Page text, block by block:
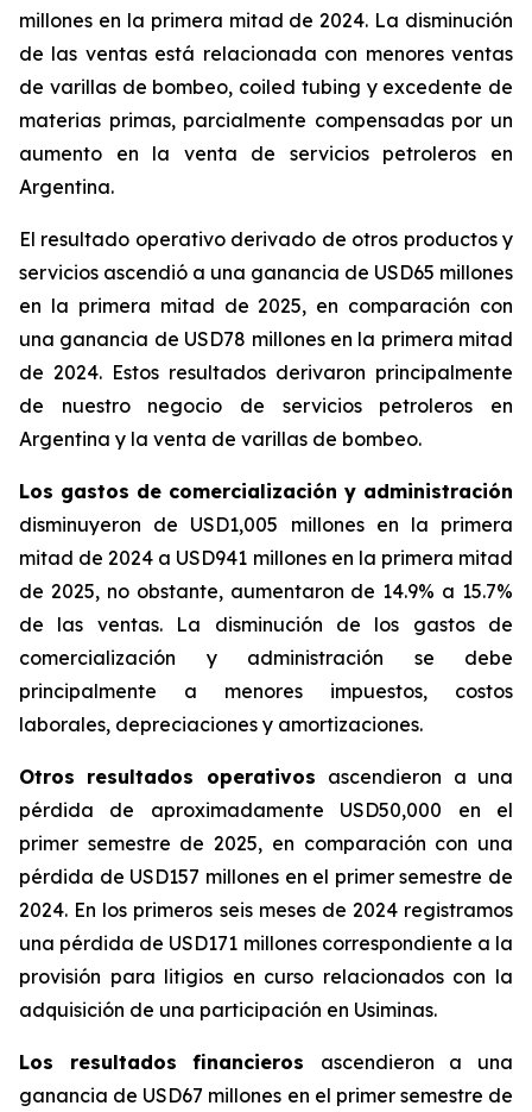
millones en la primera mitad de 2024. La disminución
de las ventas está relacionada con menores ventas
de varillas de bombeo, coiled tubing y excedente de
materias primas, parcialmente compensadas por un
aumento en la venta de servicios petroleros en
Argentina.
El resultado operativo derivado de otros productos y
servicios ascendió a una ganancia de USD65 millones
en la primera mitad de 2025, en comparación con
una ganancia de USD78 millones en la primera mitad
de 2024. Estos resultados derivaron principalmente
de nuestro negocio de servicios petroleros en
Argentina y la venta de varillas de bombeo.
Los gastos de comercialización y administración
disminuyeron de USD1,005 millones en la primera
mitad de 2024 a USD941 millones en la primera mitad
de 2025, no obstante, aumentaron de 14.9% a 15.7%
de las ventas. La disminución de los gastos de
comercialización y administración se debe
principalmente a menores impuestos, costos
laborales, depreciaciones y amortizaciones.
Otros resultados operativos ascendieron a una
pérdida de aproximadamente USD50,000 en el
primer semestre de 2025, en comparación con una
pérdida de USD157 millones en el primer semestre de
2024. En los primeros seis meses de 2024 registramos
una pérdida de USD171 millones correspondiente a la
provisión para litigios en curso relacionados con la
adquisición de una participación en Usiminas.
Los resultados financieros ascendieron a una
ganancia de USD67 millones en el primer semestre de